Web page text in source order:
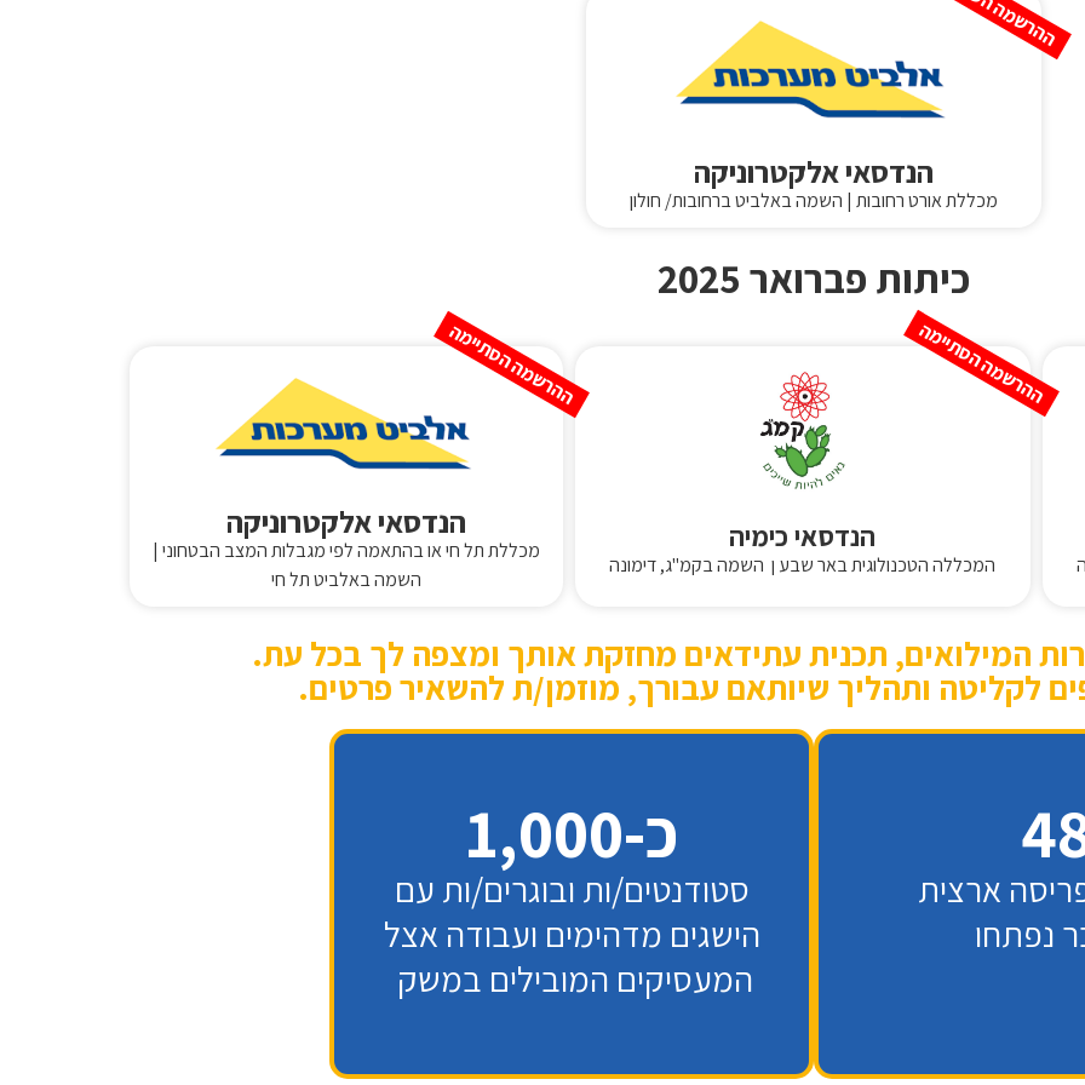
הנדסאי אלקטרוניקה
מכללת אורט רחובות | השמה באלביט ברחובות/ חולון
כיתות פברואר 2025
הנדסאי כימיה
המכללה הטכנולוגית באר שבע ן השמה בקמ"ג, דימונה
ההרשמה הסתיימה
הנדסאי אלקטרוניקה
מכללת תל חי או בהתאמה לפי מגבלות המצב הבטחוני |
השמה באלביט תל חי
ההרשמה הסתיימה
המילואים, תכנית עתידאים מחזקת אותך ומצפה לך בכל עת.
לקליטה ותהליך שיותאם עבורך, מוזמן/ת להשאיר פרטים.
ארצית
נפתחו
כ-1,000
סטודנטים/ות ובוגרים/ות עם
הישגים מדהימים ועבודה אצל
המעסיקים המובילים במשק